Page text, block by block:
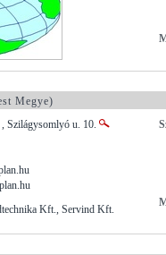
Megye)
Szilágysomlyó u. 10.
Kft., Servind Kft.